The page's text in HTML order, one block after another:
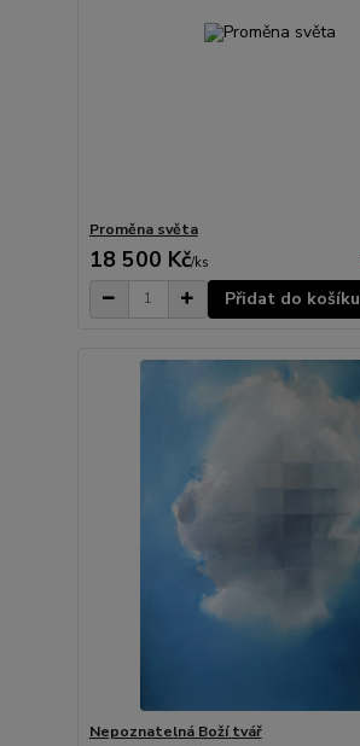
Proměna světa
18 500 Kč/ks
Přidat do košíku
Nepoznatelná Boží tvář